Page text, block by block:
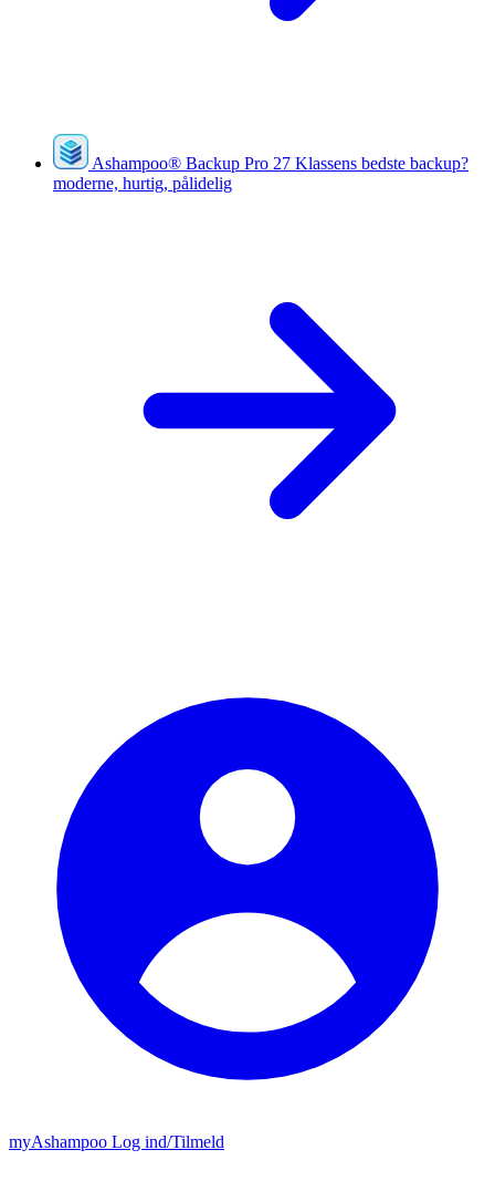
Ashampoo® Backup Pro 27 Klassens bedste backup?
moderne, hurtig, pålidelig
myAshampoo Log ind/Tilmeld